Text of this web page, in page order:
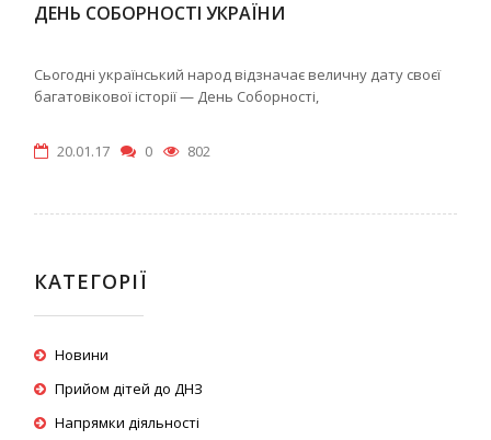
ДЕНЬ СОБОРНОСТІ УКРАЇНИ
Сьогодні український народ відзначає величну дату своєї
багатовікової історії — День Соборності,
20.01.17 0 802
КАТЕГОРІЇ
Новини
Прийом дітей до ДНЗ
Напрямки діяльності